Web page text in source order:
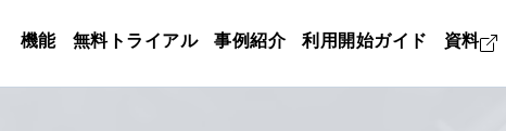
機能 無料トライアル 事例紹介 利用開始ガイド 資料